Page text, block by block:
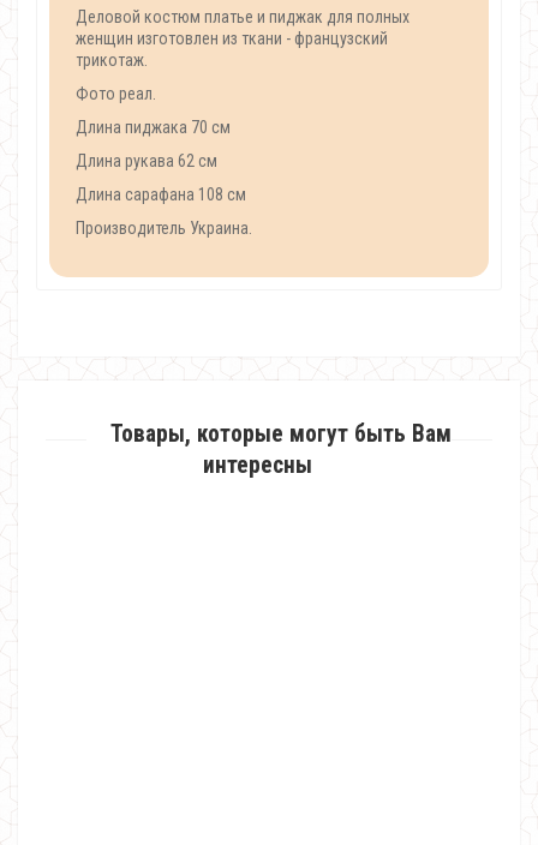
Деловой костюм платье и пиджак для полных
женщин изготовлен из ткани - французский
трикотаж.
Фото реал.
Длина пиджака 70 см
Длина рукава 62 см
Длина сарафана 108 см
Производитель Украина.
Товары, которые могут быть Вам
интересны